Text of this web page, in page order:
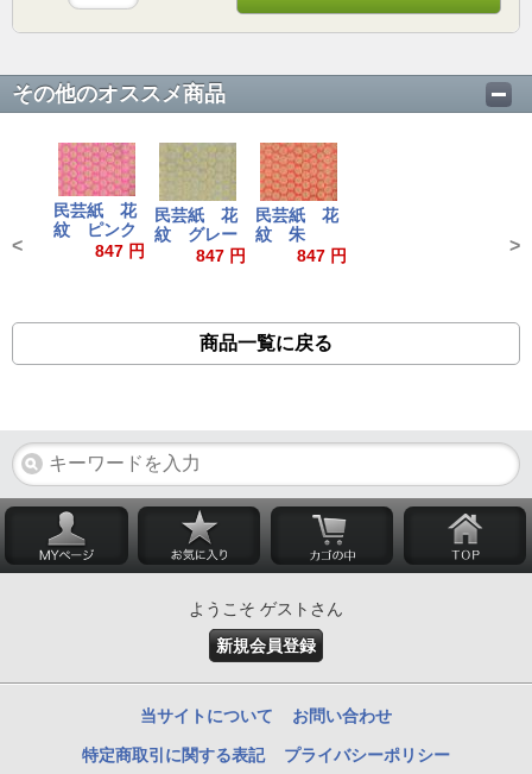
その他のオススメ商品
民芸紙 花
紋 ピンク
847 円
民芸紙 花
紋 グレー
847 円
民芸紙 花
紋 朱
847 円
< >
商品一覧に戻る
ようこそ ゲストさん
新規会員登録
当サイトについて お問い合わせ
特定商取引に関する表記 プライバシーポリシー